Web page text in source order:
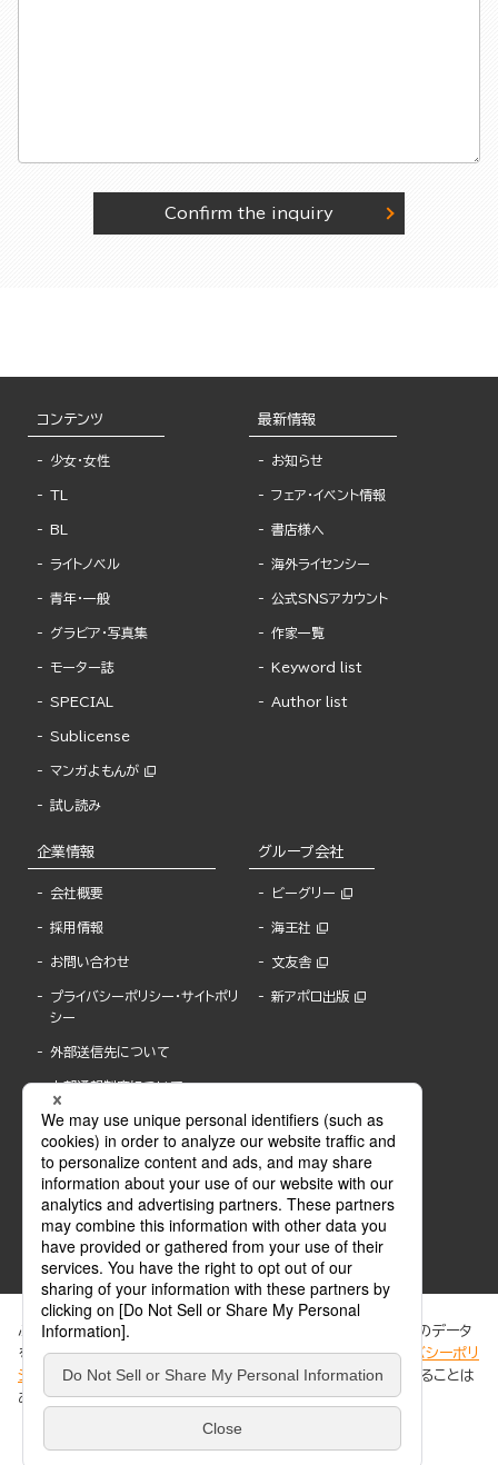
Confirm the inquiry
コンテンツ
少女・女性
TL
BL
ライトノベル
青年・一般
グラビア・写真集
モーター誌
SPECIAL
Sublicense
マンガよもんが
試し読み
最新情報
お知らせ
フェア・イベント情報
書店様へ
海外ライセンシー
公式SNSアカウント
作家一覧
Keyword list
Author list
企業情報
会社概要
採用情報
お問い合わせ
プライバシーポリシー・サイトポリ
シー
外部送信先について
内部通報制度について
グループ会社
ビーグリー
海王社
文友舎
新アポロ出版
ABJマークは、この電子書店・電子書籍配信サービスが、著作権者からコンテンツ使用許諾を
得た正規版配信サービスであることを示す登録商標(登録番号 第6091713号)です。
ABJマークの詳細、ABJマークを掲示しているサービスの一覧はこちら。
ぶんか社が運営するサイトでは、利便性向上のためにCookie等のデータ
を使用しています。 当社のCookieについての詳細は、「プライバシーポリ
シー
」をご覧ください。当サイトでは、訪問者の個人情報を追跡することは
ありません。